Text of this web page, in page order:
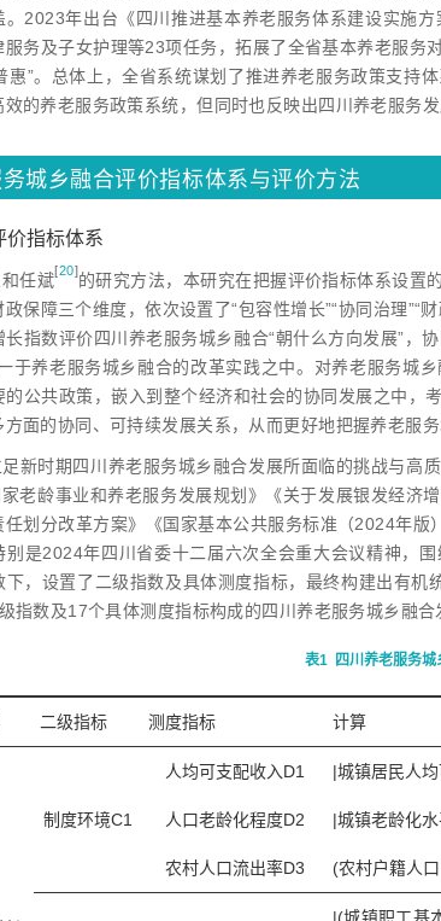
。2023年出台《四川推进基本养老服务体系建设实施
服务及子女护理等23项任务，拓展了全省基本养老服
惠”。总体上，全省系统谋划了推进养老服务政策支
的养老服务政策系统，但同时也反映出四川养老服务
城乡融合评价指标体系与评价方法
价指标体系
任斌[20]的研究方法，本研究在把握评价指标体系设置
保障三个维度，依次设置了“包容性增长”“协同治理
长指数评价四川养老服务城乡融合“朝什么方向发展”，
于养老服务城乡融合的改革实践之中。对养老服务城
的公共政策，嵌入到整个经济和社会的协同发展之中，
面的协同、可持续发展关系，从而更好地把握养老服
新时期四川养老服务城乡融合发展所面临的挑战与高
家老龄事业和养老服务发展规划》《关于发展银发经
任划分改革方案》《国家基本公共服务标准（2024年
别是2024年四川省委十二届六次全会重大会议精神，
下，设置了二级指数及具体测度指标，最终构建出有
指数及17个具体测度指标构成的四川养老服务城乡融合
表1 四川养老服务
二级指标 测度指标 计算
制度环境C1
人均可支配收入D1 |城镇居民人
人口老龄化程度D2 |城镇老龄化
农村人口流出率D3 (农村户籍人